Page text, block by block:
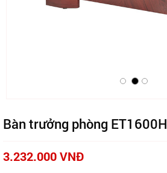
Bàn trưởng phòng ET1600H
3.232.000 VNĐ